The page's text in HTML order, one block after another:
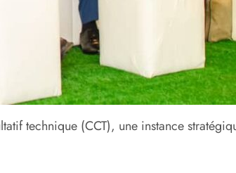
technique (CCT), une instance